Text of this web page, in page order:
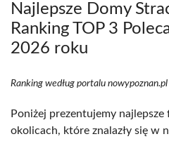
Najlepsze Domy
Ranking TOP 3
2026 roku
Ranking według portalu nowypoznan.pl
Poniżej prezentujemy
okolicach, które znalazły się w